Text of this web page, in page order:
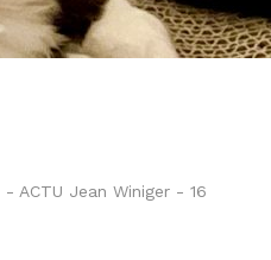
- ACTU Jean Winiger - 16